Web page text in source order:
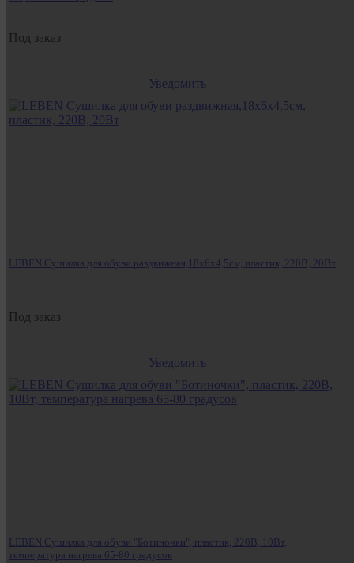
Под заказ
Уведомить
LEBEN Сушилка для обуви раздвижная,18x6x4,5см, пластик, 220В, 20Вт
Под заказ
Уведомить
LEBEN Сушилка для обуви "Ботиночки", пластик, 220В, 10Вт,
температура нагрева 65-80 градусов